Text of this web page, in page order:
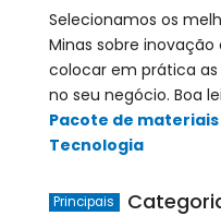
Selecionamos os
Minas sobre
colocar em prática as
no seu negócio. Boa
Pacote de
Tecnologia
Principais